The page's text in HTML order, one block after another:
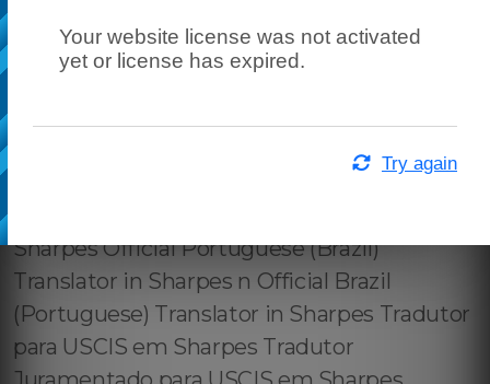
Your website license was not activated
yet or license has expired.
Try again